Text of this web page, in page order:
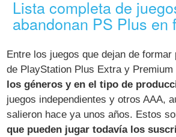
Lista completa de
abandonan PS Plus en
Entre los juegos que dejan de formar
de PlayStation Plus Extra y
los géneros y en el tipo de
juegos independientes y otros AAA,
salieron hace ya unos años. Estos
que pueden jugar todavía los